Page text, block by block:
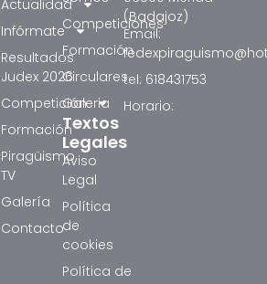
Competiciones
Formación
Circulares
Galeria
Textos
Legales
Aviso
Legal
Política
de
cookies
Política de
Actualidad
Infórmate
Resultados
Judex 2026
Competición
Formación
Piragüismo
TV
Galería
Contacto
(Badajoz)
Email:
tel: 618431753
Horario: